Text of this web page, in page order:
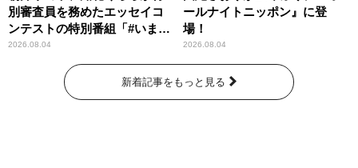
別審査員を務めたエッセイコ
ンテストの特別番組「#いまあ
なたに伝えたいこと」
2026.08.04
ールナイトニッポン』に登
場！
2026.08.04
新着記事をもっと見る